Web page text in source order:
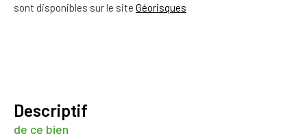
sont disponibles sur le site Géorisques
descriptif
de ce bien